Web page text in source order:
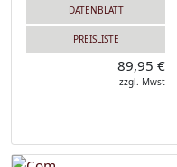
DATENBLATT
PREISLISTE
89,95 €
zzgl. Mwst